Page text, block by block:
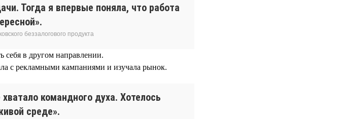
Тогда я впервые поняла, что работа
беззалогового продукта
в другом направлении.
с рекламными кампаниями и изучала рынок.
командного духа. Хотелось
среде».